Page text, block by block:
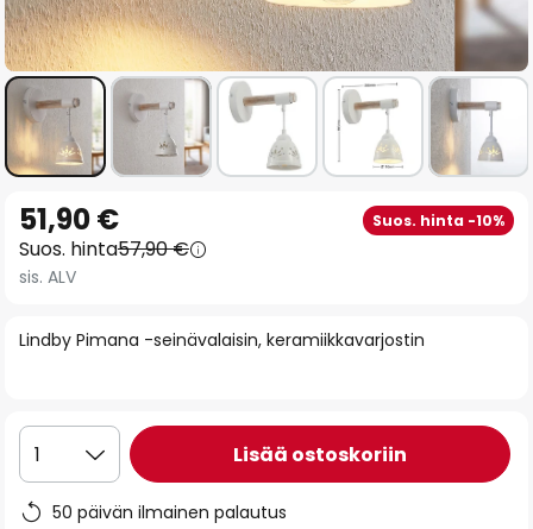
to
the
beginning
the
Lindby Pimana -seinävalaisin, keramiikkavarjostin
51,90 € Suos. hinta -10%
Suos. hinta57,90 €
sis. ALV
1 Lisää ostoskoriin
50 päivän ilmainen palautus